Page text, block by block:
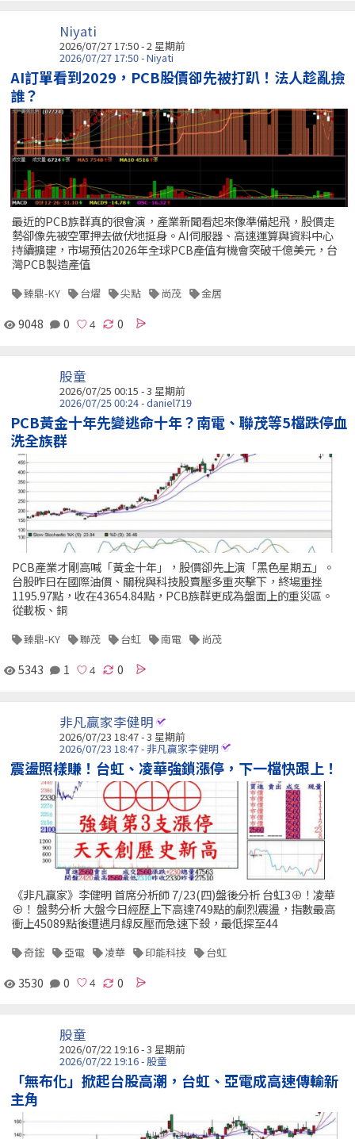
Niyati
2026/07/27 17:50 - 2 星期前
2026/07/27 17:50 - Niyati
AI訂單看到2029，PCB股價卻先被打趴！法人趁亂撿
誰？
最近的PCB族群真的很會演，產業新聞看起來像準備起飛，股價走
勢卻像先被空軍押去做伏地挺身。AI伺服器、高速運算與資料中心
持續擴建，市場預估2026年全球PCB產值有機會突破千億美元，台
灣PCB製造產值
臻鼎-KY 台燿 尖點 尚茂 金居
9048 0 0
股童
2026/07/25 00:15 - 3 星期前
2026/07/25 00:24 - daniel719
PCB黃金十年先變逃命十年？南電、聯茂等5檔跌停血
洗全族群
PCB產業才剛高喊「黃金十年」，股價卻先上演「黑色星期五」。
台股昨日在國際油價、關稅與科技股賣壓多重夾擊下，終場重挫
1195.97點，收在43654.84點，PCB族群更成為盤面上的重災區。
從載板、銅
臻鼎-KY 聯茂 台虹 南電 尚茂
5343 1 0
非凡贏家李健明
2026/07/23 18:47 - 3 星期前
2026/07/23 18:47 - 非凡贏家李健明
震盪照樣賺！台虹、凌華強鎖漲停，下一檔快跟上！
《非凡贏家》李健明 首席分析師 7/23(四)盤後分析 台虹3⊕！凌華
⊕！ 盤勢分析 大盤今日經歷上下高達749點的劇烈震盪，指數最高
衝上45089點後遭遇月線反壓而急速下殺，最低探至44
奇鋐 亞電 凌華 印能科技 台虹
3530 0 0
股童
2026/07/22 19:16 - 3 星期前
2026/07/22 19:16 - 股童
「無布化」掀起台股高潮，台虹、亞電成高速傳輸新
主角